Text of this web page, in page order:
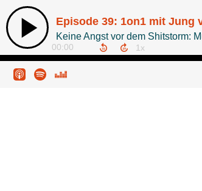
Episode 39: 1on1 mit Jung
Keine Angst vor dem Shitstorm:
00:00